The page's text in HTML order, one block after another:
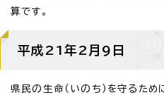
算です。
平成21年2月9日
県民の生命（いのち）を守るため